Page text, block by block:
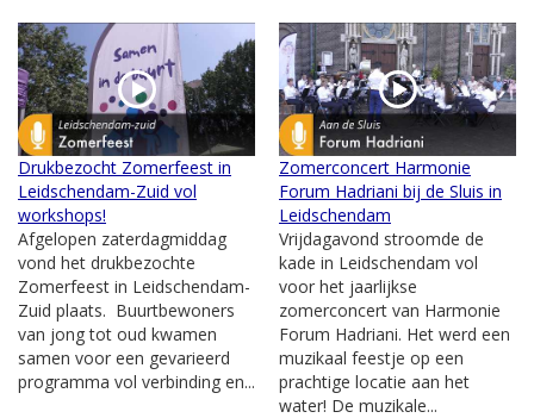
Drukbezocht Zomerfeest in
Leidschendam-Zuid vol
workshops!
Afgelopen zaterdagmiddag
vond het drukbezochte
Zomerfeest in Leidschendam-
Zuid plaats. Buurtbewoners
van jong tot oud kwamen
samen voor een gevarieerd
programma vol verbinding en...
Zomerconcert Harmonie
Forum Hadriani bij de Sluis in
Leidschendam
Vrijdagavond stroomde de
kade in Leidschendam vol
voor het jaarlijkse
zomerconcert van Harmonie
Forum Hadriani. Het werd een
muzikaal feestje op een
prachtige locatie aan het
water! De muzikale...